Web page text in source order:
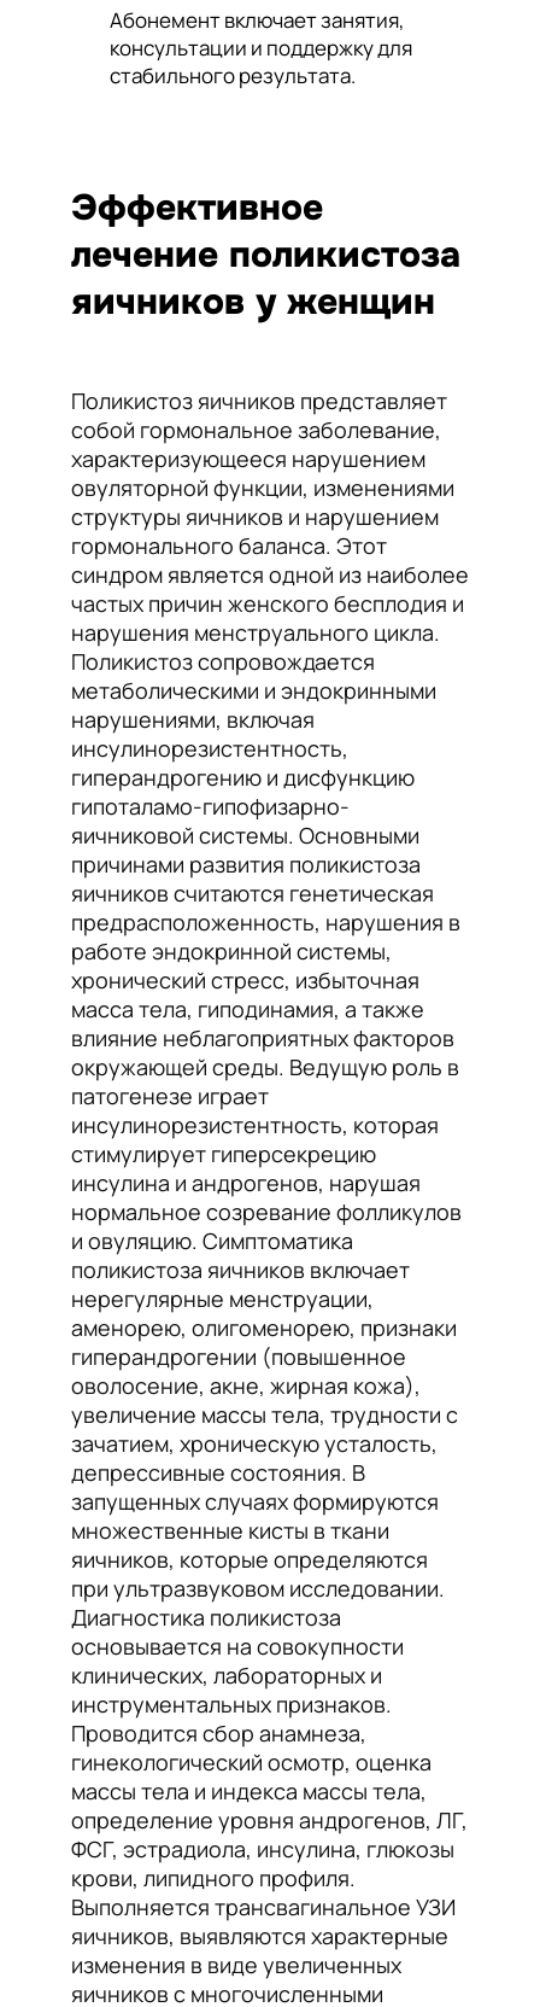
Абонемент включает занятия,
консультации и поддержку для
стабильного результата.
Эффективное
лечение поликистоза
яичников у женщин
Поликистоз яичников представляет
собой гормональное заболевание,
характеризующееся нарушением
овуляторной функции, изменениями
структуры яичников и нарушением
гормонального баланса. Этот
синдром является одной из наиболее
частых причин женского бесплодия и
нарушения менструального цикла.
Поликистоз сопровождается
метаболическими и эндокринными
нарушениями, включая
инсулинорезистентность,
гиперандрогению и дисфункцию
гипоталамо-гипофизарно-
яичниковой системы. Основными
причинами развития поликистоза
яичников считаются генетическая
предрасположенность, нарушения в
работе эндокринной системы,
хронический стресс, избыточная
масса тела, гиподинамия, а также
влияние неблагоприятных факторов
окружающей среды. Ведущую роль в
патогенезе играет
инсулинорезистентность, которая
стимулирует гиперсекрецию
инсулина и андрогенов, нарушая
нормальное созревание фолликулов
и овуляцию. Симптоматика
поликистоза яичников включает
нерегулярные менструации,
аменорею, олигоменорею, признаки
гиперандрогении (повышенное
оволосение, акне, жирная кожа),
увеличение массы тела, трудности с
зачатием, хроническую усталость,
депрессивные состояния. В
запущенных случаях формируются
множественные кисты в ткани
яичников, которые определяются
при ультразвуковом исследовании.
Диагностика поликистоза
основывается на совокупности
клинических, лабораторных и
инструментальных признаков.
Проводится сбор анамнеза,
гинекологический осмотр, оценка
массы тела и индекса массы тела,
определение уровня андрогенов, ЛГ,
ФСГ, эстрадиола, инсулина, глюкозы
крови, липидного профиля.
Выполняется трансвагинальное УЗИ
яичников, выявляются характерные
изменения в виде увеличенных
яичников с многочисленными